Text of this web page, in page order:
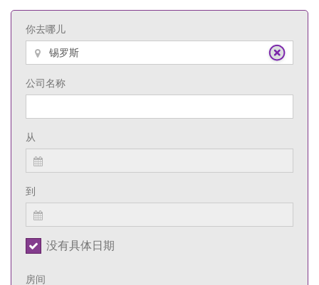
你去哪儿
公司名称
从
到
没有具体日期
房间